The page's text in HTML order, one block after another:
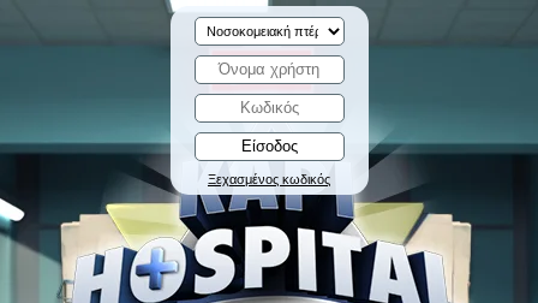
Ξεχασμένος κωδικός